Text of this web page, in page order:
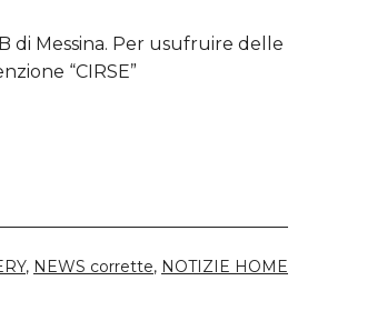
di Messina. Per usufruire delle
“CIRSE”
, NEWS corrette, NOTIZIE HOME